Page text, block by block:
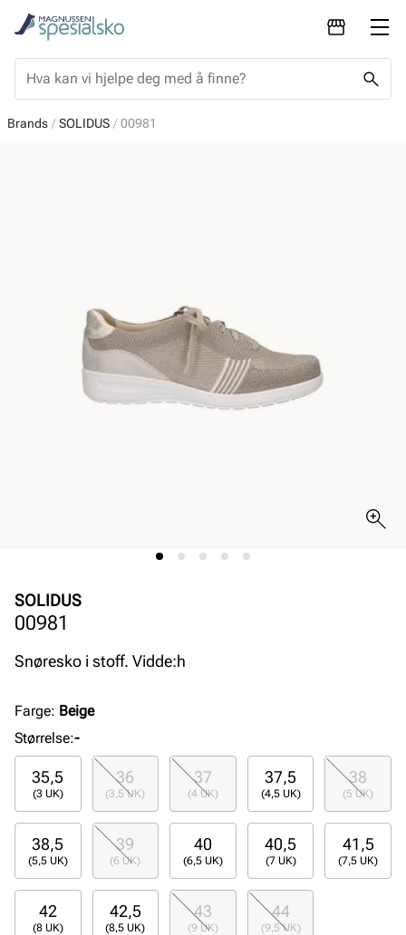
Brands SOLIDUS 00981
SOLIDUS
00981
Snøresko i stoff. Vidde:h
Farge: Beige
Størrelse:-
35,5
(3 UK)
36
(3,5 UK)
37
(4 UK)
37,5
(4,5 UK)
38
(5 UK)
38,5
(5,5 UK)
39
(6 UK)
40
(6,5 UK)
40,5
(7 UK)
41,5
(7,5 UK)
42
(8 UK)
42,5
(8,5 UK)
43
(9 UK)
44
(9,5 UK)